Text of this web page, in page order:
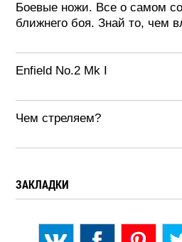
Боевые ножи. Все о самом
ближнего боя. Знай то, чем
Enfield No.2 Mk I
Чем стреляем?
ЗАКЛАДКИ